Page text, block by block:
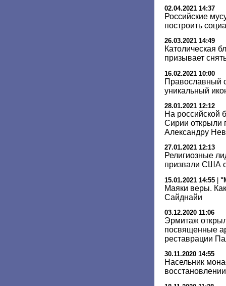
02.04.2021 14:37
Российские
построить
26.03.2021 14:49
Католическая
призывает
16.02.2021 10:00
Православный
уникальный
28.01.2021 12:12
На российской
Сирии открыли
Александру
27.01.2021 12:13
Религиозные
призвали США
15.01.2021 14:55
Маяки веры.
Сайднайи
03.12.2020 11:06
Эрмитаж
посвященные
реставрации
30.11.2020 14:55
Насельник